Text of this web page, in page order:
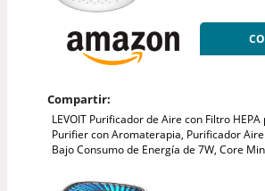
Compartir:
LEVOIT Purificador de Aire con Filtro
Purifier con Aromaterapia, Purificador
Bajo Consumo de Energía de 7W, Core